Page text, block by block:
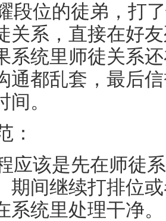
段位的徒弟，打
关系，直接在好
系统里师徒关系
通都乱套，最后
。
：
应该是先在师徒
期间继续打排位
系统里处理干净。